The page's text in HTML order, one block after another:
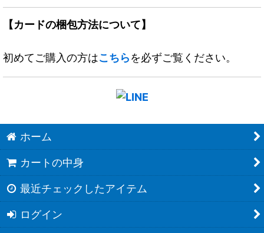
【カードの梱包方法について】
初めてご購入の方はこちらを必ずご覧ください。
ホーム
カートの中身
最近チェックしたアイテム
ログイン